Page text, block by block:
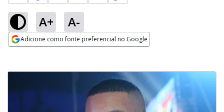
A+ A-
Adicione como fonte preferencial no Google